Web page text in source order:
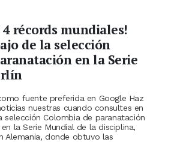
4 récords mundiales!
de la selección
en la Serie
fuente preferida en Google Haz
nuestras cuando consultes en
selección Colombia de paranatación
la Serie Mundial de la disciplina,
Alemania, donde obtuvo las